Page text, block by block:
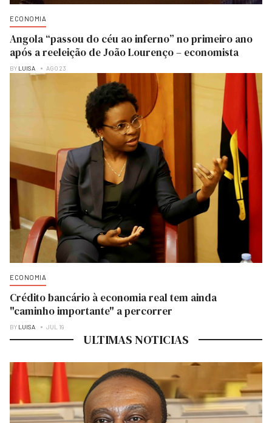
ECONOMIA
Angola “passou do céu ao inferno” no primeiro ano
após a reeleição de João Lourenço – economista
BY LUISA AGO 23
ECONOMIA
Crédito bancário à economia real tem ainda
"caminho importante" a percorrer
BY LUISA JUL 19
ULTIMAS NOTICIAS